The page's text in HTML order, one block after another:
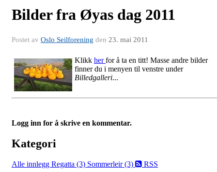
Bilder fra Øyas dag 2011
Postet av Oslo Seilforening den 23. mai 2011
Klikk herfor å ta en titt! Masse andre bilder
finner du i menyen til venstre under
Billedgalleri...
Logg inn for å skrive en kommentar.
Kategori
Alle innlegg Regatta (3) Sommerleir (3) RSS